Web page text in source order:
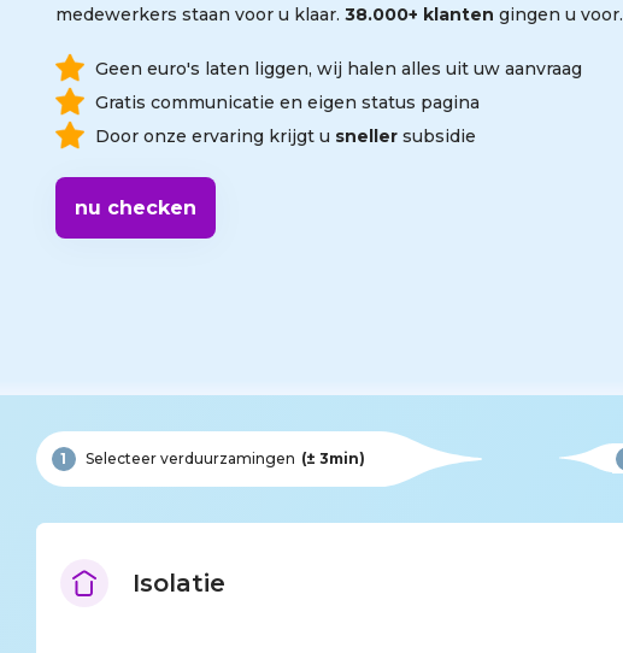
medewerkers staan voor u klaar. 38.000+ klanten gingen u voor.
Geen euro's laten liggen, wij halen alles uit uw aanvraag
Gratis communicatie en eigen status pagina
Door onze ervaring krijgt u sneller subsidie
nu checken
1 Selecteer verduurzamingen (± 3min)
Isolatie